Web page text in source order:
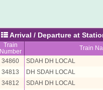
Arrival / Departure at
Train
Number
Train
34860
SDAH DH LOCAL
34813
DH SDAH LOCAL
34812
SDAH DH LOCAL